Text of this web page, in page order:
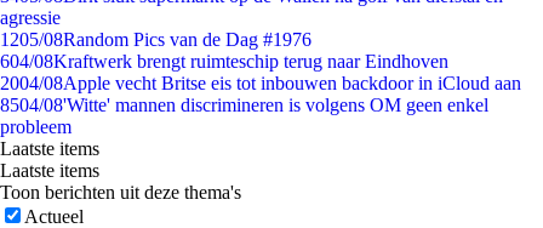
agressie
1205/08Random Pics van de Dag #1976
604/08Kraftwerk brengt ruimteschip terug naar Eindhoven
2004/08Apple vecht Britse eis tot inbouwen backdoor in iCloud aan
8504/08'Witte' mannen discrimineren is volgens OM geen enkel
probleem
Laatste items
Laatste items
Toon berichten uit deze thema's
Actueel